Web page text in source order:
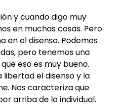
y cuando digo muy
en muchas cosas. Pero
en el disenso. Podemos
pero tenemos una
eso es muy bueno.
libertad el disenso y la
Nos caracteriza que
arriba de lo individual.